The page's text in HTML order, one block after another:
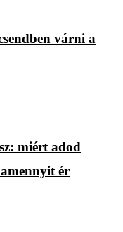
várni a
miért adod
ér